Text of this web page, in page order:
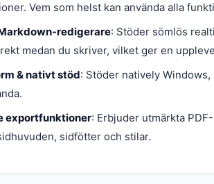
Vem som helst kan använda alla
redigerare: Stöder sömlös
medan du skriver, vilket ger en
& nativt stöd: Stöder natively
exportfunktioner: Erbjuder utmärkta
sidfötter och stilar.